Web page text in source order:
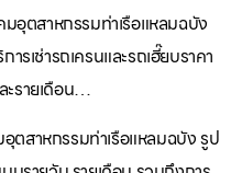
อุตสาหกรรมท่าเรือแหลมฉบัง
รเช่ารถเครนและรถเฮี๊ยบราคา
ะรายเดือน…
ตสาหกรรมท่าเรือแหลมฉบัง รูป